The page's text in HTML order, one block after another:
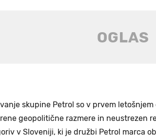
skupine Petrol so v prvem
geopolitične razmere in neustrezen
v Sloveniji, ki je družbi Petrol marca